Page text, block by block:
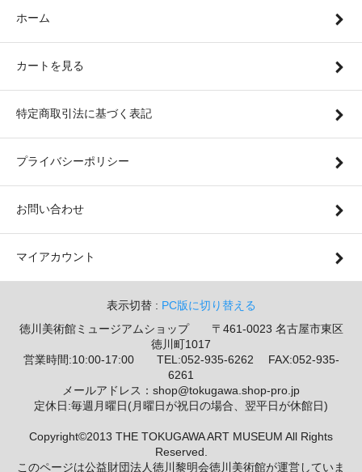
ホーム
カートを見る
特定商取引法に基づく表記
プライバシーポリシー
お問い合わせ
マイアカウント
表示切替 : PC版に切り替える
徳川美術館ミュージアムショップ 〒461-0023 名古屋市東区
徳川町1017
営業時間:10:00-17:00 TEL:052-935-6262 FAX:052-935-
6261
メールアドレス：shop@tokugawa.shop-pro.jp
定休日:毎週月曜日(月曜日が祝日の場合、翌平日が休館日)
Copyright©2013 THE TOKUGAWA ART MUSEUM All Rights
Reserved.
このページは公益財団法人徳川黎明会徳川美術館が運営していま